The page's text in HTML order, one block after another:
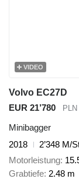
VIDEO
Volvo EC27D
EUR 21’780
PLN
Minibagger
2018
2’348 M/
Motorleistung
Grabtiefe 2.48 m